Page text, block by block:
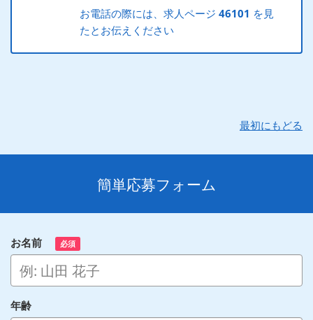
お電話の際には、求人ページ46101 を見
たとお伝えください
最初にもどる
簡単応募フォーム
お名前 必須
年齢